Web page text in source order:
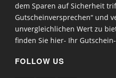
dem Sparen auf Sicherheit
Gutscheinversprechen“ und
unvergleichlichen Wert zu
finden Sie hier- Ihr
FOLLOW US